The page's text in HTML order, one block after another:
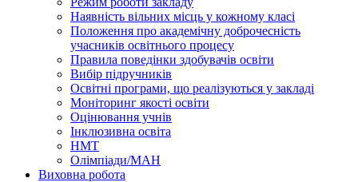
Наявність вільних місць у кожному класі
Положення про академічну доброчесність
учасників освітнього процесу
Правила поведінки здобувачів освіти
Вибір підручників
Освітні програми, що реалізуються у закладі
Моніторинг якості освіти
Оцінювання учнів
Інклюзивна освіта
НМТ
Олімпіади/МАН
Виховна робота